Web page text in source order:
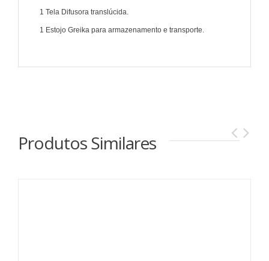
1 Tela Difusora translúcida.
1 Estojo Greika para armazenamento e transporte.
Produtos Similares